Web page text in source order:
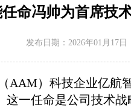
命冯帅为首席技
发布日期：2026年01月17日
AAM）科技企业亿航
这一任命是公司技术